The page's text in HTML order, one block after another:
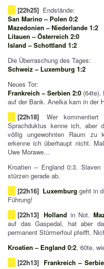
[22h25] Endstände:
San Marino – Polen 0:2
Mazedonien – Niederlande 1:2
Litauen – Österreich 2:0
Island – Schottland 1:2
Die Überraschung des Tages:
Schweiz – Luxemburg 1:2
Neues Tor:
Frankreich – Serbien 2:0 (64te).
auf der Bank. Anelka kam in der
[22h18]
Wer
Sprachduktus kenne ich, aber
völlig ungewohnten Raum zu
erkenne ich überhaupt nicht.
Uwe Morawe…
Kroatien – England 0:3.
stürzen gerade ab.
[22h16] Luxemburg geht in
Führung!
[22h13] Holland in Not.
auf das Gaspedal, hat aber
permanent Stürmerfoul pfeifft.
Kroatien – England 0:2, 60te,
[22h13] Frankreich –